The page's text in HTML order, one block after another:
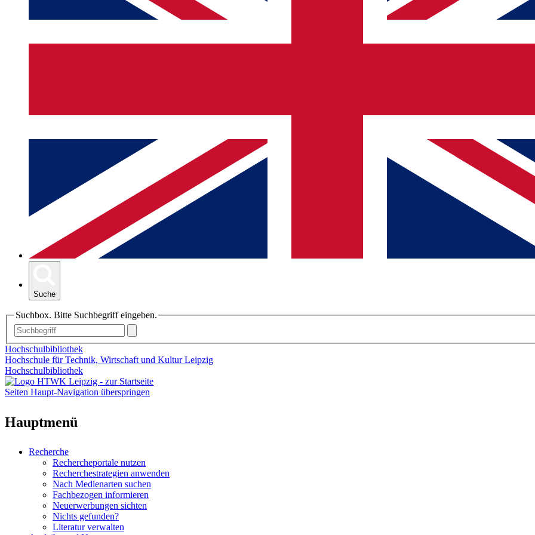
Suche
Suchbox. Bitte Suchbegriff eingeben.
Hochschulbibliothek
Hochschule für Technik, Wirtschaft und Kultur Leipzig
Hochschulbibliothek
Seiten Haupt-Navigation überspringen
Hauptmenü
Recherche
Rechercheportale nutzen
Recherchestrategien anwenden
Nach Medienarten suchen
Fachbezogen informieren
Neuerwerbungen sichten
Nichts gefunden?
Literatur verwalten